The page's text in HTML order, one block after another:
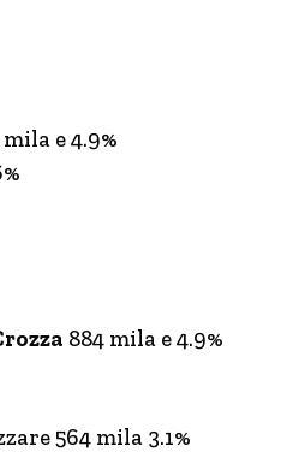
mila e 4.9%
884 mila e 4.9%
564 mila 3.1%